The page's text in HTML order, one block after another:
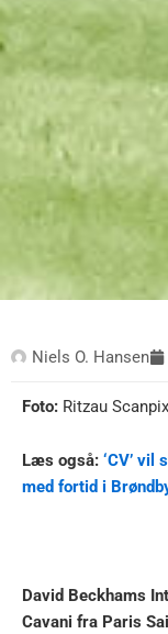
Niels O. Hansen
Foto: Ritzau Scanpix
Læs også: ‘CV’
med fortid i
David Beckhams
Cavani fra Paris